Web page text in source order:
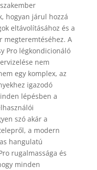
hogyan járul hozzá
eltávolításához és a
megteremtéséhez. A
Pro légkondicionáló
nem
egy komplex, az
igazodó
lépésben a
szó akár a
a modern
hangulatú
rugalmassága és
minden